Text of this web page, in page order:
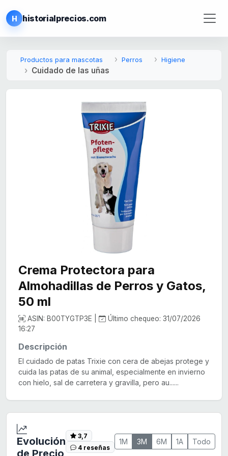
H historialprecios.com
Productos para mascotas Perros Higiene
Cuidado de las uñas
Crema Protectora para
Almohadillas de Perros y Gatos,
50 ml
ASIN: B00TYGTP3E |
Último chequeo: 31/07/2026
16:27
Descripción
El cuidado de patas Trixie con cera de abejas protege y
cuida las patas de su animal, especialmente en invierno
con hielo, sal de carretera y gravilla, pero au......
Evolución
3,7
4 reseñas
1M 3M 6M 1A Todo